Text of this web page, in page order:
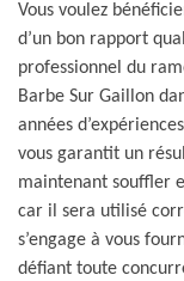
Vous voulez
d’un bon rapport
professionnel du
Barbe Sur Gaillon
années
vous garantit un
maintenant souffler
car il sera utilisé
s’engage à vous
défiant toute